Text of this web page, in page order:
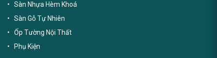
Sàn Nhựa Hèm Khoá
Sàn Gỗ Tự Nhiên
Ốp Tường Nội Thất
Phụ Kiện